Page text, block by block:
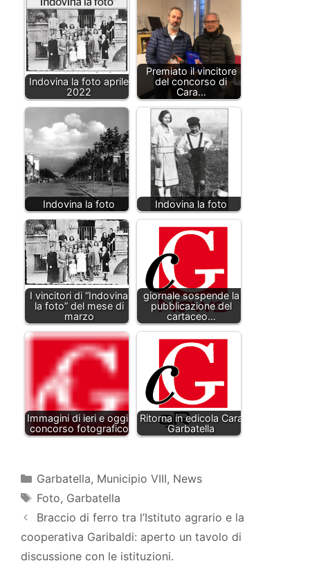
Indovina la foto aprile
2022
Premiato il vincitore
del concorso di
Cara…
Indovina la foto Indovina la foto
I vincitori di “Indovina
la foto” del mese di
marzo
giornale sospende la
pubblicazione del
cartaceo…
Immagini di ieri e oggi:
concorso fotografico
Ritorna in edicola Cara
Garbatella
Categorie
Garbatella, Municipio VIII, News
Tag
Foto, Garbatella
Braccio di ferro tra l’Istituto agrario e la
cooperativa Garibaldi: aperto un tavolo di
discussione con le istituzioni.